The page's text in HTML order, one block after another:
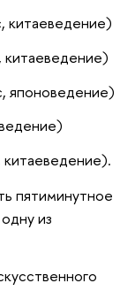
китаеведение)
китаеведение)
японоведение)
пятиминутное
из